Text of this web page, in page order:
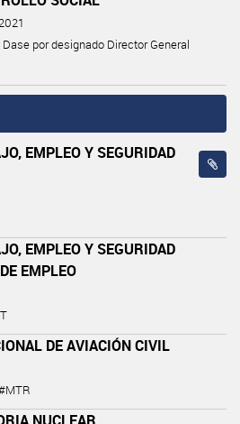
por designado Director General
EMPLEO Y SEGURIDAD
EMPLEO Y SEGURIDAD
EMPLEO
DE AVIACIÓN CIVIL